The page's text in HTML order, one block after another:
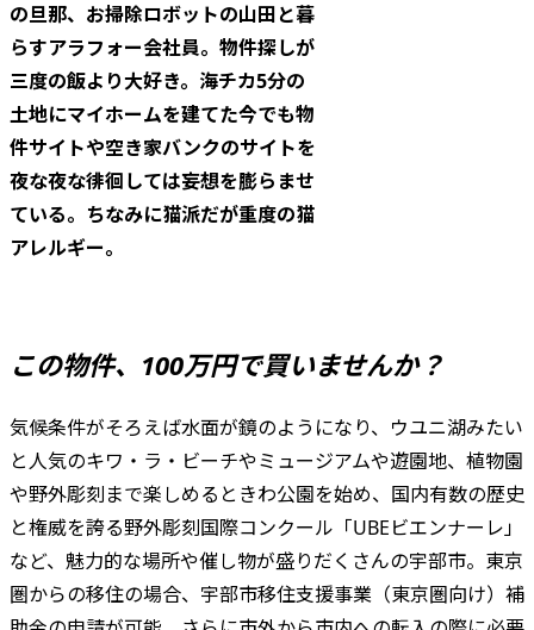
の旦那、お掃除ロボットの山田と暮
らすアラフォー会社員。物件探しが
三度の飯より大好き。海チカ5分の
土地にマイホームを建てた今でも物
件サイトや空き家バンクのサイトを
夜な夜な徘徊しては妄想を膨らませ
ている。ちなみに猫派だが重度の猫
アレルギー。
この物件、100万円で買いませんか？
気候条件がそろえば水面が鏡のようになり、ウユニ湖みたい
と人気のキワ・ラ・ビーチやミュージアムや遊園地、植物園
や野外彫刻まで楽しめるときわ公園を始め、国内有数の歴史
と権威を誇る野外彫刻国際コンクール「UBEビエンナーレ」
など、魅力的な場所や催し物が盛りだくさんの宇部市。東京
圏からの移住の場合、宇部市移住支援事業（東京圏向け）補